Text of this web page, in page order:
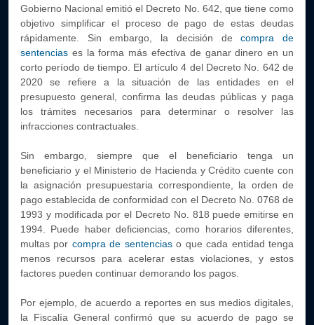
Gobierno Nacional emitió el Decreto No. 642, que tiene como
objetivo simplificar el proceso de pago de estas deudas
rápidamente. Sin embargo, la decisión decompra de
sentencias es la forma más efectiva de ganar dinero en un
corto período de tiempo. El artículo 4 del Decreto No. 642 de
2020 se refiere a la situación de las entidades en el
presupuesto general, confirma las deudas públicas y paga
los trámites necesarios para determinar o resolver las
infracciones contractuales.
Sin embargo, siempre que el beneficiario tenga un
beneficiario y el Ministerio de Hacienda y Crédito cuente con
la asignación presupuestaria correspondiente, la orden de
pago establecida de conformidad con el Decreto No. 0768 de
1993 y modificada por el Decreto No. 818 puede emitirse en
1994. Puede haber deficiencias, como horarios diferentes,
multas por compra de sentenciaso que cada entidad tenga
menos recursos para acelerar estas violaciones, y estos
factores pueden continuar demorando los pagos.
Por ejemplo, de acuerdo a reportes en sus medios digitales,
la Fiscalía General confirmó que su acuerdo de pago se